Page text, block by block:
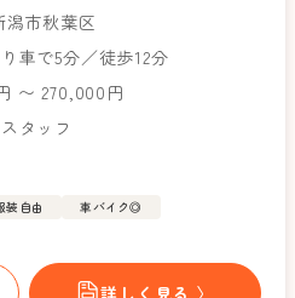
潟市秋葉区
車で5分／徒歩12分
〜 270,000円
タッフ
装自由
車バイク◎